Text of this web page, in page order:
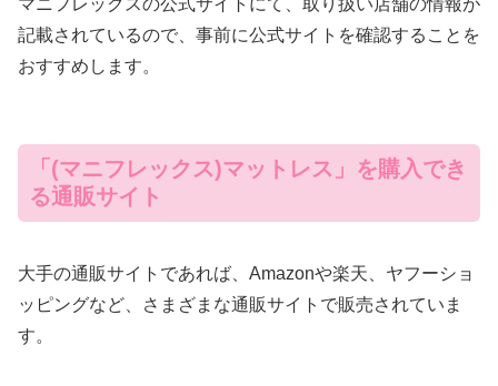
記載されているので、事前に公式サイトを確認することを
おすすめします。
「(マニフレックス)マットレス」を購入でき
る通販サイト
大手の通販サイトであれば、Amazonや楽天、ヤフーショ
ッピングなど、さまざまな通販サイトで販売されていま
す。